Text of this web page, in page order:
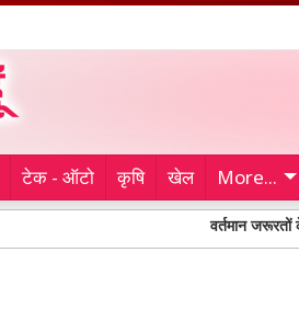
टेक - ऑटो कृषि खेल More...
वर्तमान जरूरतों के अनुसार